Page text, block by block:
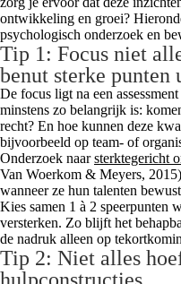
ontwikkeling en groei?
psychologisch onderzoek en
Tip 1: Focus niet
benut sterke punten
De focus ligt na een
minstens zo belangrijk is:
recht? En hoe kunnen deze
bijvoorbeeld op team- of
Onderzoek naarsterktegericht
Van Woerkom & Meyers,
wanneer ze hun talenten
Kies samen 1 à 2 speerpunten
versterken. Zo blijft het
de nadruk alleen op
Tip 2: Niet alles